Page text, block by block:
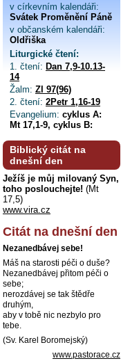
v církevním kalendáři:
Svátek Proměnění Páně
v občanském kalendáři:
Oldřiška
Liturgické čtení:
1. čtení: Dan 7,9-10.13-
14
Žalm: Zl 97(96)
2. čtení: 2Petr 1,16-19
Evangelium: cyklus A:
Mt 17,1-9, cyklus B:
Biblický citát na
dnešní den
Ježíš je můj milovaný Syn,
toho poslouchejte! (Mt
17,5)
www.vira.cz
Citát na dnešní den
Nezanedbávej sebe!
Máš na starosti péči o duše?
Nezanedbávej přitom péči o
sebe;
nerozdávej se tak štědře
druhým,
aby v tobě nic nezbylo pro
tebe.
(Sv. Karel Boromejský)
www.pastorace.cz